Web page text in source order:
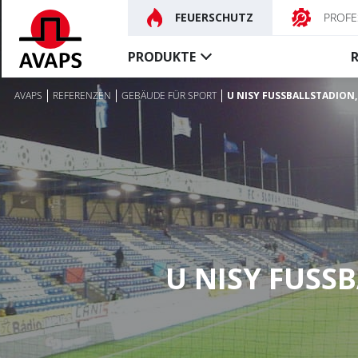
FEUERSCHUTZ
PRODUKTE
Feuerschutz-
Feuerschutzvorhänge
Feuerschutz-tore
Besondere
Feuerschutzvorhänge
Brandschutz-türe
Steuerungen, Zubehör
Rauchschutz-
Textile rauchdichte
Steuerungen, Zubehör
AVAPS REFERENZEN GEBÄUDE FÜR SPORT U NISY FUSSBALLSTADION,
U NISY